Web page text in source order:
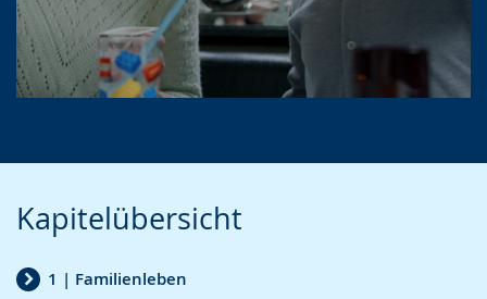
Video abspielen
Kapitelübersicht
1 | Familienleben
Leichten
wechseln.
Audio-
Video
Deutscher